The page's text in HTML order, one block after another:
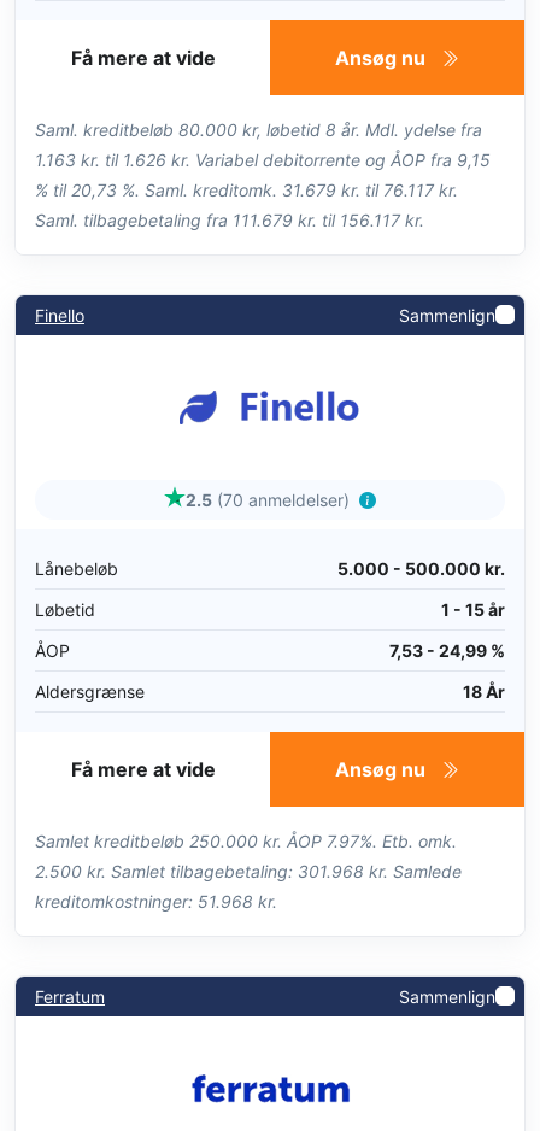
Ansøg nu
Få mere at vide
Saml. kreditbeløb 80.000 kr, løbetid 8 år. Mdl. ydelse fra
1.163 kr. til 1.626 kr. Variabel debitorrente og ÅOP fra 9,15
% til 20,73 %. Saml. kreditomk. 31.679 kr. til 76.117 kr.
Saml. tilbagebetaling fra 111.679 kr. til 156.117 kr.
Finello Sammenlign
2.5 (70 anmeldelser)
Lånebeløb
5.000 - 500.000 kr.
Løbetid
1 - 15 år
ÅOP
7,53 - 24,99 %
Aldersgrænse
18 År
Ansøg nu
Få mere at vide
Samlet kreditbeløb 250.000 kr. ÅOP 7.97%. Etb. omk.
2.500 kr. Samlet tilbagebetaling: 301.968 kr. Samlede
kreditomkostninger: 51.968 kr.
Ferratum Sammenlign